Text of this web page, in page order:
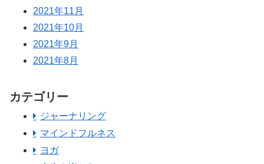
2021年11月
2021年10月
2021年9月
2021年8月
カテゴリー
ジャーナリング
マインドフルネス
ヨガ